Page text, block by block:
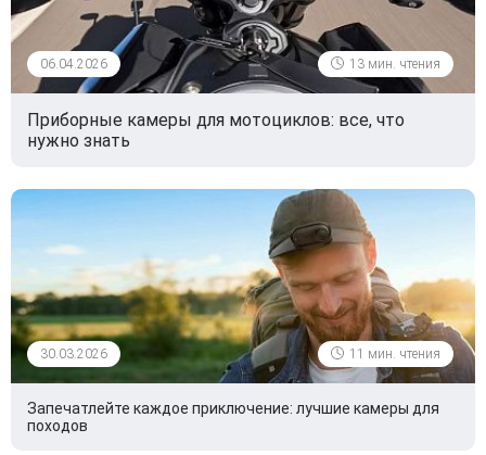
06.04.2026 13 мин. чтения
Приборные камеры для мотоциклов: все, что
нужно знать
30.03.2026 11 мин. чтения
Запечатлейте каждое приключение: лучшие камеры для
походов